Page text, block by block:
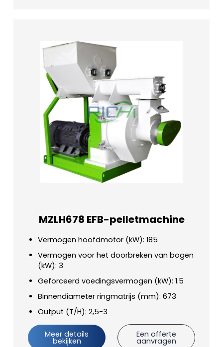
MZLH678 EFB-pelletmachine
Vermogen hoofdmotor (kW): 185
Vermogen voor het doorbreken van bogen
(kW): 3
Geforceerd voedingsvermogen (kW): 1.5
Binnendiameter ringmatrijs (mm): 673
Output (T/H): 2,5-3
Meer details
bekijken
Een offerte
aanvragen